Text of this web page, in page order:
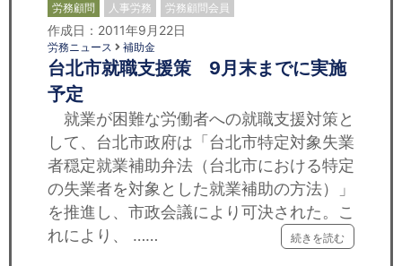
労務顧問 人事労務 労務顧問会員
作成日：2011年9月22日
労務ニュース 補助金
台北市就職支援策 9月末までに実施
予定
就業が困難な労働者への就職支援対策と
して、台北市政府は「台北市特定対象失業
者穏定就業補助弁法（台北市における特定
の失業者を対象とした就業補助の方法）」
を推進し、市政会議により可決された。こ
れにより、 ……
続きを読む